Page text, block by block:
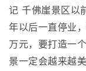
记 千佛崖景区以
年以后一直停业
万元，要打造一
景一定会越来越